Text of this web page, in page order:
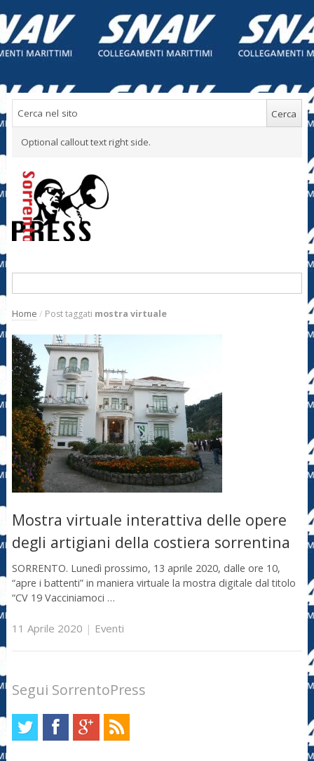
Optional callout text right side.
Home / Post taggati mostra virtuale
Mostra virtuale interattiva delle opere
degli artigiani della costiera sorrentina
SORRENTO. Lunedì prossimo, 13 aprile 2020, dalle ore 10,
“apre i battenti” in maniera virtuale la mostra digitale dal titolo
“CV 19 Vacciniamoci …
11 Aprile 2020 | Eventi
Segui SorrentoPress